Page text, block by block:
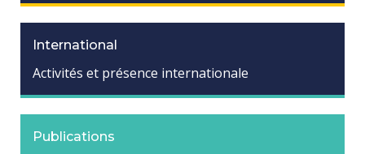
International
Activités et présence internationale
Publications